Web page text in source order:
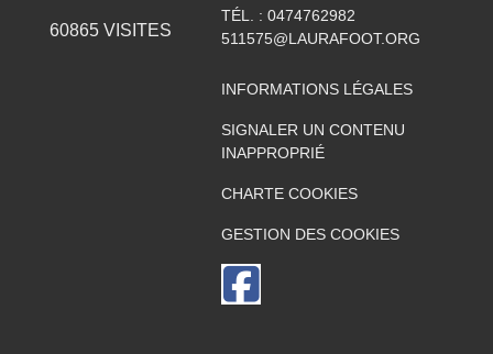
60865VISITES
TÉL. : 0474762982
511575@LAURAFOOT.ORG
INFORMATIONS LÉGALES
SIGNALER UN CONTENU
INAPPROPRIÉ
CHARTE COOKIES
GESTION DES COOKIES